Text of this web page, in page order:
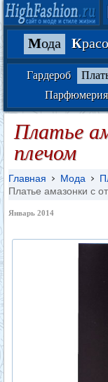
Мода К
Гардероб
Парфюмерия
Платье
плечом
Главная Мода
Платье амазонки с
Январь 2014